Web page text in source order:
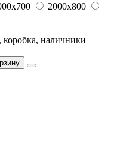
2000x800
наличники